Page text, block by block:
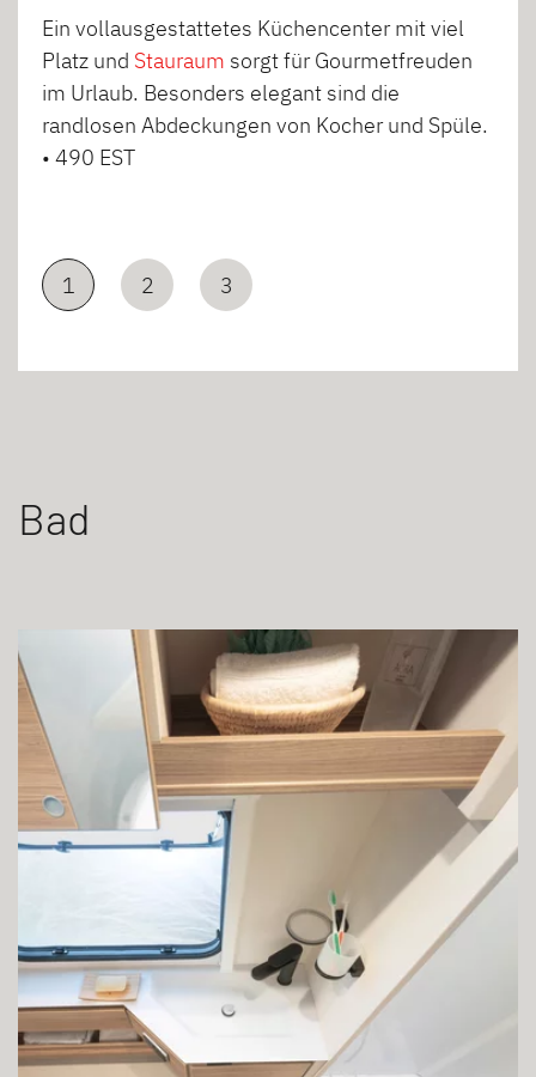
Ein vollausgestattetes Küchencenter mit viel
Platz und Stauraum sorgt für Gourmetfreuden
im Urlaub. Besonders elegant sind die
randlosen Abdeckungen von Kocher und Spüle.
• 490 EST
1 2 3
Bad